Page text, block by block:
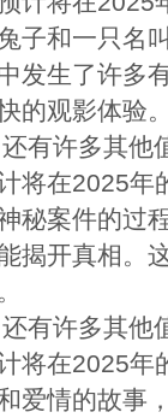
子和一只名
发生了许多
的观影体验
有许多其他
将在2025年
秘案件的过
揭开真相。
有许多其他
将在2025年
爱情的故事